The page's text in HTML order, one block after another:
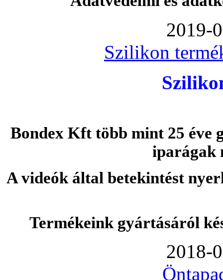
2019-
Szilikon
Bondex Kft több mint 25 éve
iparágak
A videók által betekintést
Termékeink gyártásáról
2018-